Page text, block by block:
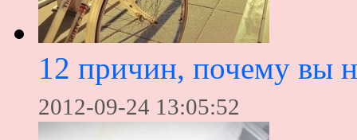
12 причин, почему вы
2012-09-24 13:05:52